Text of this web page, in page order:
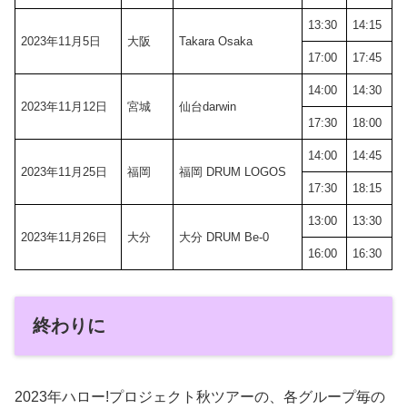
2023年11月5日 大阪 Takara Osaka
13:30 14:15
17:00 17:45
2023年11月12日 宮城 仙台darwin
14:00 14:30
17:30 18:00
2023年11月25日 福岡 福岡 DRUM LOGOS
14:00 14:45
17:30 18:15
2023年11月26日 大分 大分 DRUM Be-0
13:00 13:30
16:00 16:30
終わりに
2023年ハロー!プロジェクト秋ツアーの、各グループ毎の